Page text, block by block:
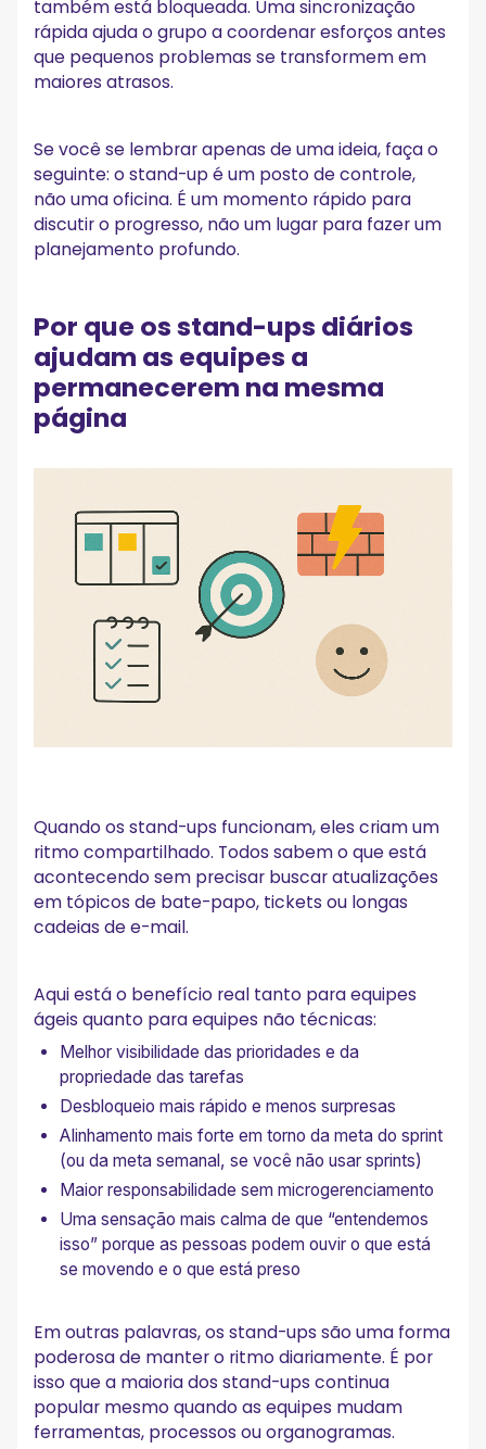
também está bloqueada. Uma sincronização
rápida ajuda o grupo a coordenar esforços antes
que pequenos problemas se transformem em
maiores atrasos.
Se você se lembrar apenas de uma ideia, faça o
seguinte: o stand-up é um posto de controle,
não uma oficina. É um momento rápido para
discutir o progresso, não um lugar para fazer um
planejamento profundo.
Por que os stand-ups diários
ajudam as equipes a
permanecerem na mesma
página
Quando os stand-ups funcionam, eles criam um
ritmo compartilhado. Todos sabem o que está
acontecendo sem precisar buscar atualizações
em tópicos de bate-papo, tickets ou longas
cadeias de e-mail.
Aqui está o benefício real tanto para equipes
ágeis quanto para equipes não técnicas:
Melhor visibilidade das prioridades e da
propriedade das tarefas
Desbloqueio mais rápido e menos surpresas
Alinhamento mais forte em torno da meta do sprint
(ou da meta semanal, se você não usar sprints)
Maior responsabilidade sem microgerenciamento
Uma sensação mais calma de que “entendemos
isso” porque as pessoas podem ouvir o que está
se movendo e o que está preso
Em outras palavras, os stand-ups são uma forma
poderosa de manter o ritmo diariamente. É por
isso que a maioria dos stand-ups continua
popular mesmo quando as equipes mudam
ferramentas, processos ou organogramas.